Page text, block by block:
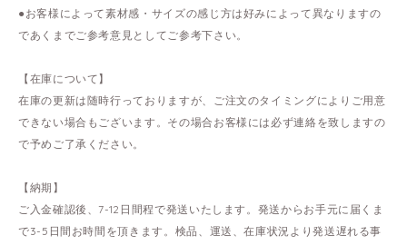
●お客様によって素材感・サイズの感じ方は好みによって異なりますの
であくまでご参考意見としてご参考下さい。
【在庫について】
在庫の更新は随時行っておりますが、ご注文のタイミングによりご用意
できない場合もございます。その場合お客様には必ず連絡を致しますの
で予めご了承ください。
【納期】
ご入金確認後、7-12日間程で発送いたします。発送からお手元に届くま
で3-5日間お時間を頂きます。検品、運送、在庫状況より発送遅れる事